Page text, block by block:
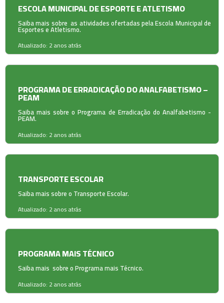
ESCOLA MUNICIPAL DE ESPORTE E ATLETISMO
Saiba mais sobre as atividades ofertadas pela Escola Municipal de
Esportes e Atletismo.
Atualizado: 2 anos atrás
PROGRAMA DE ERRADICAÇÃO DO ANALFABETISMO –
PEAM
Saiba mais sobre o Programa de Erradicação do Analfabetismo -
PEAM.
Atualizado: 2 anos atrás
TRANSPORTE ESCOLAR
Saiba mais sobre o Transporte Escolar.
Atualizado: 2 anos atrás
PROGRAMA MAIS TÉCNICO
Saiba mais sobre o Programa mais Técnico.
Atualizado: 2 anos atrás